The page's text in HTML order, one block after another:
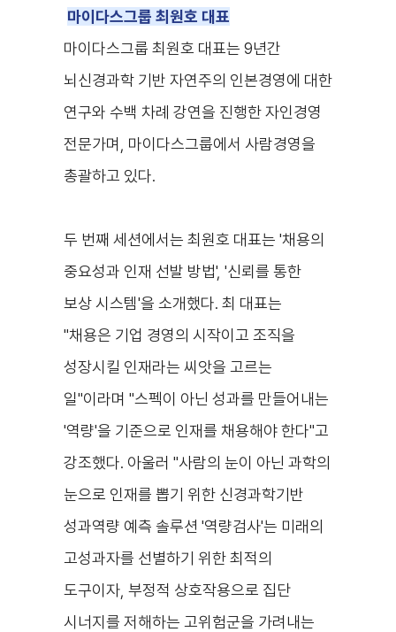
마이다스그룹 최원호 대표
마이다스그룹 최원호 대표는 9년간
뇌신경과학 기반 자연주의 인본경영에 대한
연구와 수백 차례 강연을 진행한 자인경영
전문가며, 마이다스그룹에서 사람경영을
총괄하고 있다.
두 번째 세션에서는 최원호 대표는 '채용의
중요성과 인재 선발 방법', '신뢰를 통한
보상 시스템'을 소개했다. 최 대표는
"채용은 기업 경영의 시작이고 조직을
성장시킬 인재라는 씨앗을 고르는
일"이라며 "스펙이 아닌 성과를 만들어내는
'역량'을 기준으로 인재를 채용해야 한다"고
강조했다. 아울러 "사람의 눈이 아닌 과학의
눈으로 인재를 뽑기 위한 신경과학기반
성과역량 예측 솔루션 '역량검사'는 미래의
고성과자를 선별하기 위한 최적의
도구이자, 부정적 상호작용으로 집단
시너지를 저해하는 고위험군을 가려내는